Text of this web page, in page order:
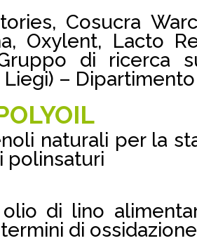
Cosucra
Oxylent, Lacto
di ricerca
Liegi) –
naturali per la
polinsaturi
di lino
di